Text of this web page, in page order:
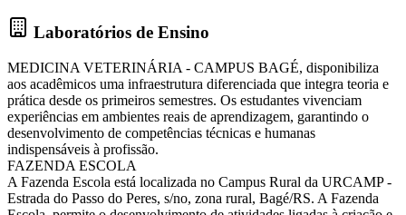
Laboratórios de Ensino
MEDICINA VETERINÁRIA - CAMPUS BAGÉ, disponibiliza
aos acadêmicos uma infraestrutura diferenciada que integra teoria e
prática desde os primeiros semestres. Os estudantes vivenciam
experiências em ambientes reais de aprendizagem, garantindo o
desenvolvimento de competências técnicas e humanas
indispensáveis à profissão.
FAZENDA ESCOLA
A Fazenda Escola está localizada no Campus Rural da URCAMP -
Estrada do Passo do Peres, s/no, zona rural, Bagé/RS. A Fazenda